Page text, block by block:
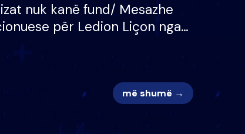
nuk kanë fund/ Mesazhe
për Ledion Liçon nga
më shumë →